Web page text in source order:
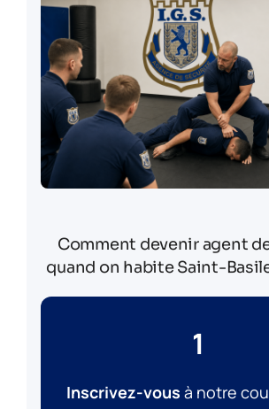
Comment devenir agent
quand on habite Saint-
1
Inscrivez-vous à notre